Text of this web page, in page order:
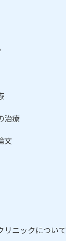
治療
文
リニックについて